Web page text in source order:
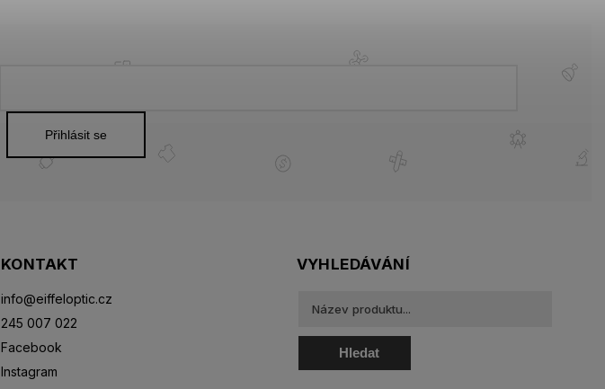
KONTAKT
info@eiffeloptic.cz
245 007 022
Facebook
Instagram
Přihlásit se
VYHLEDÁVÁNÍ
Hledat